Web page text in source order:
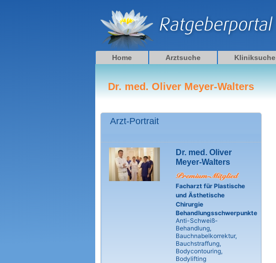
Home Arztsuche Kliniksuche
Dr. med. Oliver Meyer-Walters
Arzt-Portrait
Dr. med. Oliver
Meyer-Walters
Facharzt für Plastische
und Ästhetische
Chirurgie
Behandlungsschwerpunkte
Anti-Schweiß-
Behandlung,
Bauchnabelkorrektur,
Bauchstraffung,
Bodycontouring,
Bodylifting